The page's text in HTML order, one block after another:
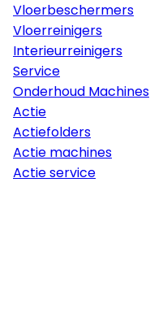
Vloerbeschermers
Vloerreinigers
Interieurreinigers
Service
Onderhoud Machines
Actie
Actiefolders
Actie machines
Actie service